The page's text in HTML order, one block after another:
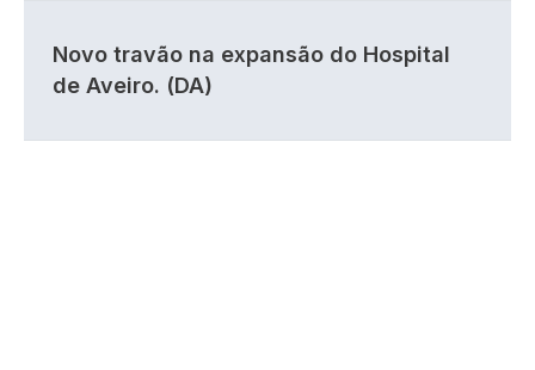
Novo travão na expansão do Hospital
de Aveiro. (DA)